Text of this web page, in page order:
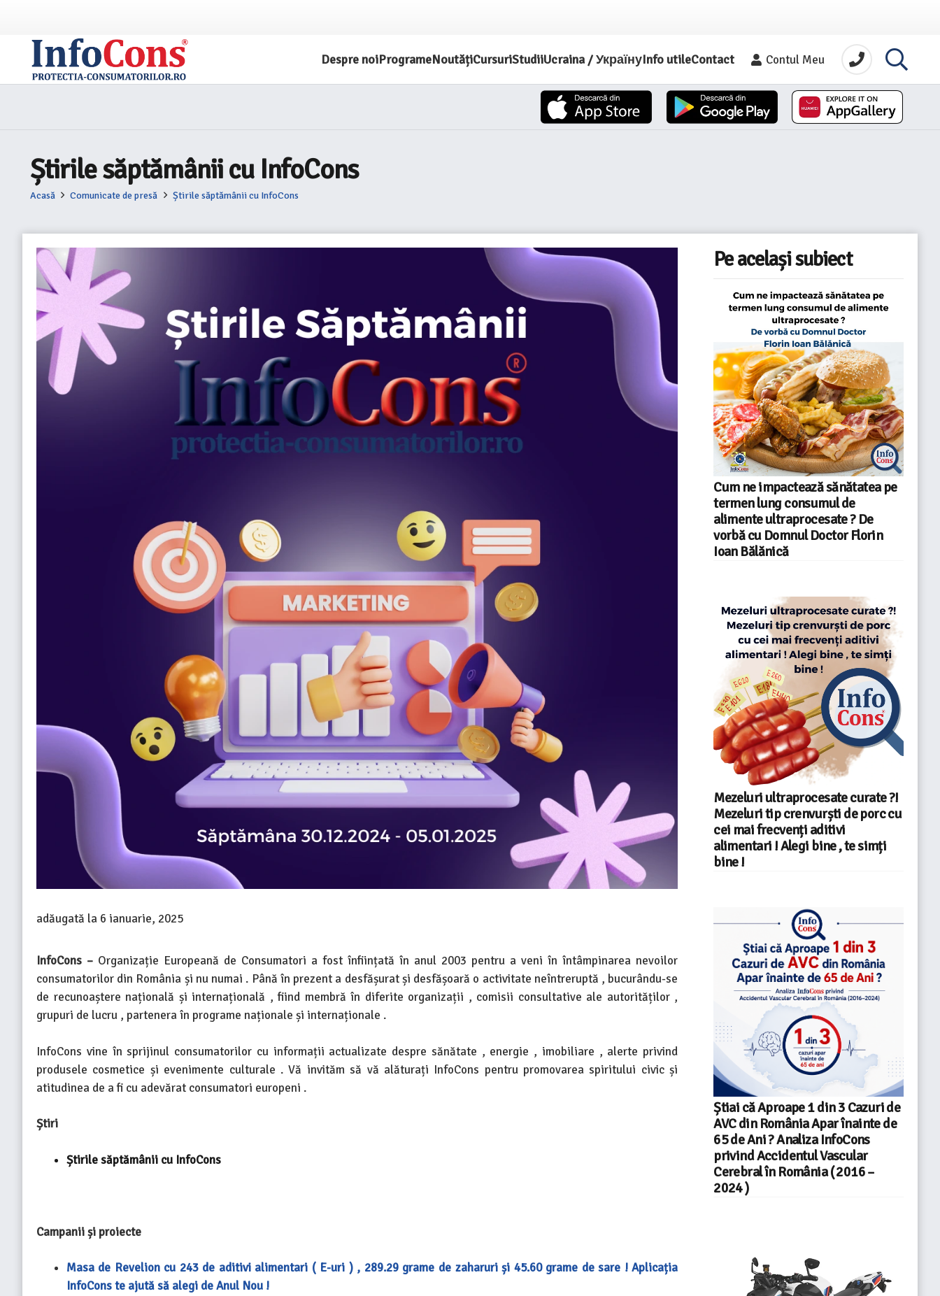
Despre noiProgrameNoutățiCursuriStudiiUcraina / УкраїнуInfo utileContact Contul Meu
Știrile săptămânii cu InfoCons
Acasă Comunicate de presă Știrile săptămânii cu InfoCons
adăugată la 6 ianuarie, 2025
InfoCons – Organizație Europeană de Consumatori a fost înființată în anul 2003 pentru a veni în întâmpinarea nevoilor
consumatorilor din România și nu numai . Până în prezent a desfășurat și desfășoară o activitate neîntreruptă , bucurându-se
de recunoaștere națională și internațională , fiind membră în diferite organizații , comisii consultative ale autorităților ,
grupuri de lucru , partenera în programe naționale și internaționale .
InfoCons vine în sprijinul consumatorilor cu informații actualizate despre sănătate , energie , imobiliare , alerte privind
produsele cosmetice și evenimente culturale . Vă invităm să vă alăturați InfoCons pentru promovarea spiritului civic și
atitudinea de a fi cu adevărat consumatori europeni .
Știri
Știrile săptămânii cu InfoCons
Campanii și proiecte
Masa de Revelion cu 243 de aditivi alimentari ( E-uri ) , 289.29 grame de zaharuri și 45.60 grame de sare ! Aplicația
InfoCons te ajută să alegi de Anul Nou !
Pe același subiect
Cum ne impactează sănătatea pe
termen lung consumul de
alimente ultraprocesate ? De
vorbă cu Domnul Doctor Florin
Ioan Bălănică
Mezeluri ultraprocesate curate ?!
Mezeluri tip crenvurști de porc cu
cei mai frecvenți aditivi
alimentari ! Alegi bine , te simți
bine !
Știai că Aproape 1 din 3 Cazuri de
AVC din România Apar înainte de
65 de Ani ? Analiza InfoCons
privind Accidentul Vascular
Cerebral în România ( 2016 –
2024 )